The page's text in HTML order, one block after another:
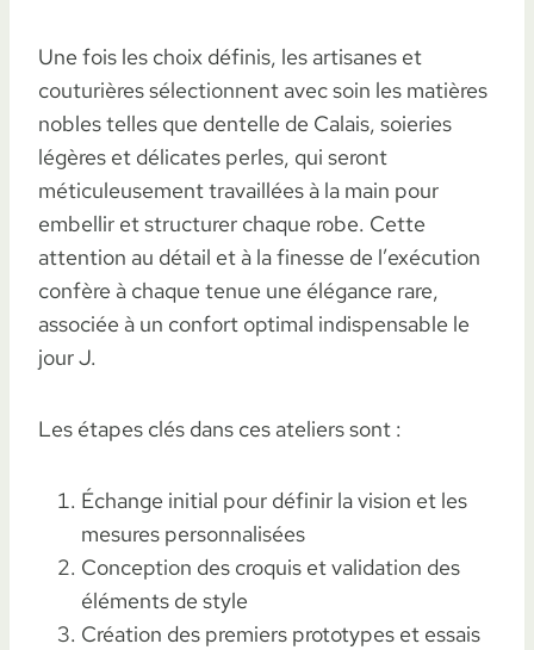
Une fois les choix définis, les artisanes et
couturières sélectionnent avec soin les matières
nobles telles que dentelle de Calais, soieries
légères et délicates perles, qui seront
méticuleusement travaillées à la main pour
embellir et structurer chaque robe. Cette
attention au détail et à la finesse de l’exécution
confère à chaque tenue une élégance rare,
associée à un confort optimal indispensable le
jour J.
Les étapes clés dans ces ateliers sont :
Échange initial pour définir la vision et les
mesures personnalisées
Conception des croquis et validation des
éléments de style
Création des premiers prototypes et essais